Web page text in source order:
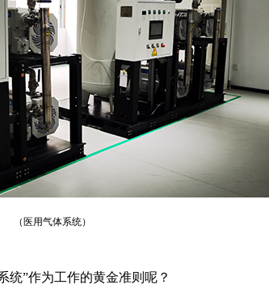
（医用气体系统）
统”作为工作的黄金准则呢？